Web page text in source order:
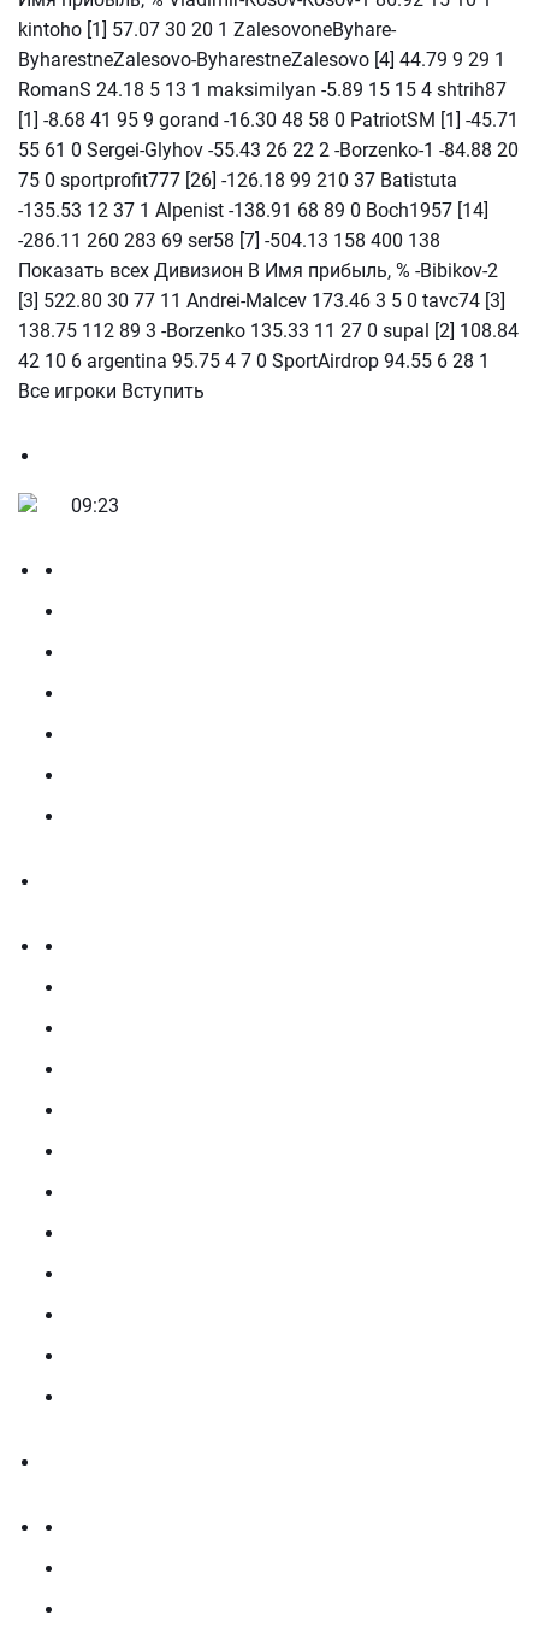
kintoho [1] 57.07 30 20 1 ZalesovoneByhare-
ByharestneZalesovo-ByharestneZalesovo [4] 44.79 9 29 1
RomanS 24.18 5 13 1 maksimilyan -5.89 15 15 4 shtrih87
[1] -8.68 41 95 9 gorand -16.30 48 58 0 PatriotSM [1] -45.71
55 61 0 Sergei-Glyhov -55.43 26 22 2 -Borzenko-1 -84.88 20
75 0 sportprofit777 [26] -126.18 99 210 37 Batistuta
-135.53 12 37 1 Alpenist -138.91 68 89 0 Boch1957 [14]
-286.11 260 283 69 ser58 [7] -504.13 158 400 138
Показать всех Дивизион В Имя прибыль, % -Bibikov-2
[3] 522.80 30 77 11 Andrei-Malcev 173.46 3 5 0 tavc74 [3]
138.75 112 89 3 -Borzenko 135.33 11 27 0 supal [2] 108.84
42 10 6 argentina 95.75 4 7 0 SportAirdrop 94.55 6 28 1
Все игроки Вступить
09:23